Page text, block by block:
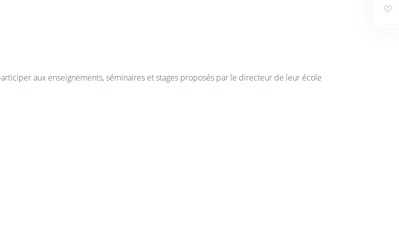
aux enseignements, séminaires et stages proposés par le directeur de leur école